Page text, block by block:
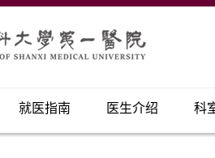
就医指南 医生介绍 科